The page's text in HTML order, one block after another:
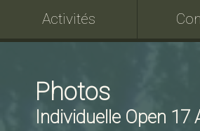
Activités
Photos
Individuelle Open 17